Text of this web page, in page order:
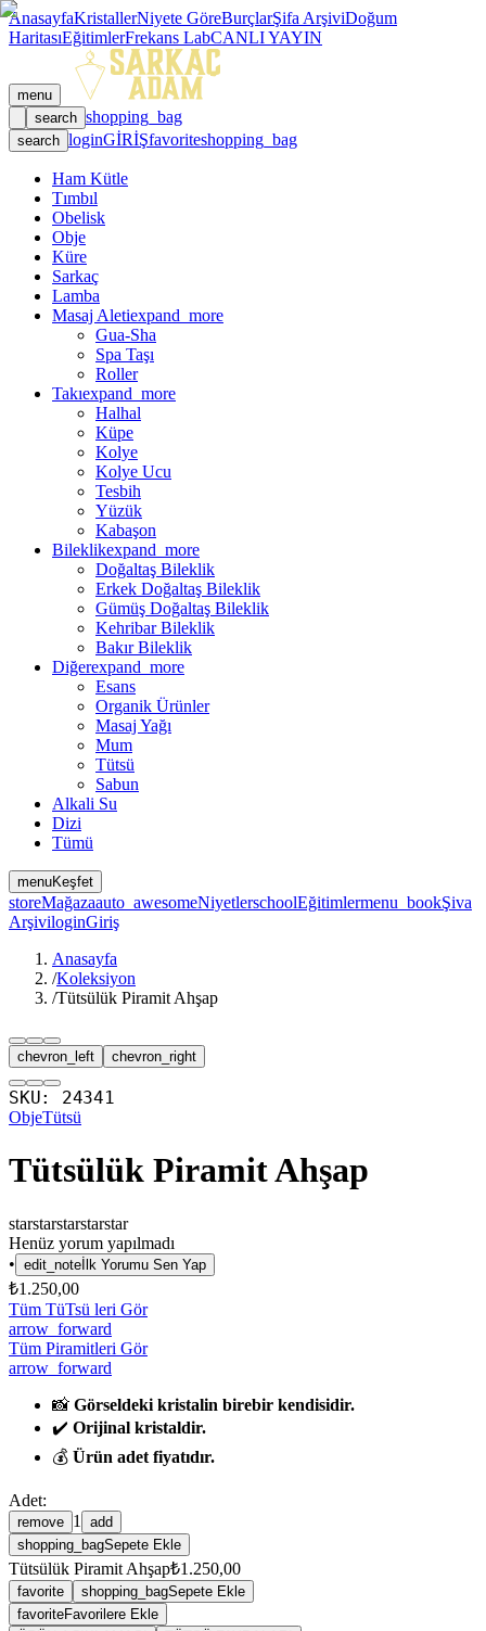
AnasayfaKristallerNiyete GöreBurçlarŞifa ArşiviDoğum
HaritasıEğitimlerFrekans LabCANLI YAYIN
menu
search shopping_bag
search loginGİRİŞfavoriteshopping_bag
Ham Kütle
Tımbıl
Obelisk
Obje
Küre
Sarkaç
Lamba
Masaj Aletiexpand_more
Gua-Sha
Spa Taşı
Roller
Takıexpand_more
Halhal
Küpe
Kolye
Kolye Ucu
Tesbih
Yüzük
Kabaşon
Bileklikexpand_more
Doğaltaş Bileklik
Erkek Doğaltaş Bileklik
Gümüş Doğaltaş Bileklik
Kehribar Bileklik
Bakır Bileklik
Diğerexpand_more
Esans
Organik Ürünler
Masaj Yağı
Mum
Tütsü
Sabun
Alkali Su
Dizi
Tümü
menuKeşfet
storeMağazaauto_awesomeNiyetlerschoolEğitimlermenu_bookŞiva
ArşiviloginGiriş
Anasayfa
/Koleksiyon
/Tütsülük Piramit Ahşap
chevron_left chevron_right
SKU: 24341
ObjeTütsü
Tütsülük Piramit Ahşap
starstarstarstarstar
Henüz yorum yapılmadı
• edit_note İlk Yorumu Sen Yap
₺1.250,00
Tüm TüTsü leri Gör
arrow_forward
Tüm Piramitleri Gör
arrow_forward
📸 Görseldeki kristalin birebir kendisidir.
✔️ Orijinal kristaldir.
💰 Ürün adet fiyatıdır.
Adet:
remove 1
add
shopping_bagSepete Ekle
Tütsülük Piramit Ahşap₺1.250,00
favorite shopping_bagSepete Ekle
favoriteFavorilere Ekle